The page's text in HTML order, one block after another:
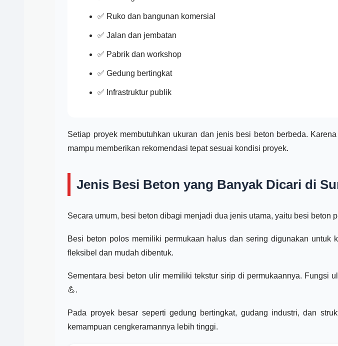
✅ Ruko dan bangunan komersial
✅ Jalan dan jembatan
✅ Pabrik dan workshop
✅ Gedung bertingkat
✅ Infrastruktur publik
Setiap proyek membutuhkan ukuran dan jenis besi beton berbeda.
mampu memberikan rekomendasi tepat sesuai kondisi proyek.
Jenis Besi Beton yang Banyak Dicari di
Secara umum, besi beton dibagi menjadi dua jenis utama, yaitu besi beton
Besi beton polos memiliki permukaan halus dan sering digunakan untuk
fleksibel dan mudah dibentuk.
Sementara besi beton ulir memiliki tekstur sirip di permukaannya. Fungsi
💪.
Pada proyek besar seperti gedung bertingkat, gudang industri, dan
kemampuan cengkeramannya lebih tinggi.